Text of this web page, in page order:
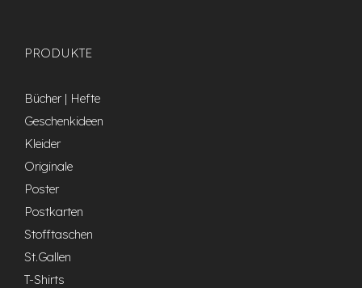
PRODUKTE
Bücher | Hefte
Geschenkideen
Kleider
Originale
Poster
Postkarten
Stofftaschen
St.Gallen
T-Shirts